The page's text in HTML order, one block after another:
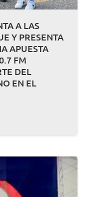
A LAS
Y PRESENTA
APUESTA
FM
DEL
EN EL